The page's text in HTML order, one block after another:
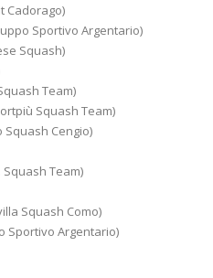
Cadorago)
Sportivo Argentario)
Squash)
Team)
Squash Team)
Squash Cengio)
Squash Team)
Squash Como)
Sportivo Argentario)